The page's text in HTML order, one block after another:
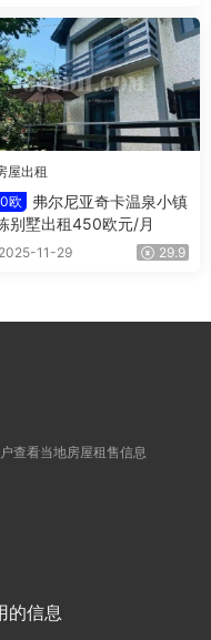
屋出租
欧
弗尔尼亚奇卡温泉小镇
别墅出租450欧元/月
2025-11-29 29.9
查看当地房屋租售信息
的信息